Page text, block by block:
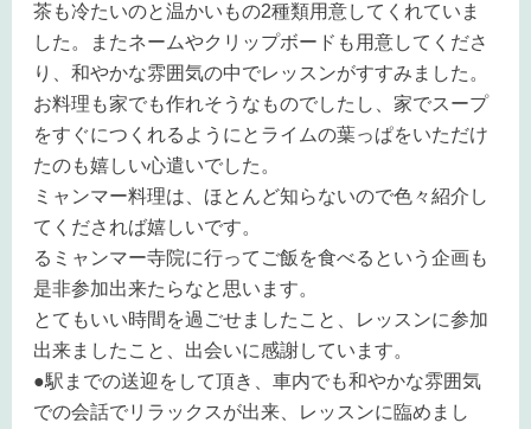
茶も冷たいのと温かいもの2種類用意してくれていま
した。またネームやクリップボードも用意してくださ
り、和やかな雰囲気の中でレッスンがすすみました。
お料理も家でも作れそうなものでしたし、家でスープ
をすぐにつくれるようにとライムの葉っぱをいただけ
たのも嬉しい心遣いでした。
ミャンマー料理は、ほとんど知らないので色々紹介し
てくだされば嬉しいです。
るミャンマー寺院に行ってご飯を食べるという企画も
是非参加出来たらなと思います。
とてもいい時間を過ごせましたこと、レッスンに参加
出来ましたこと、出会いに感謝しています。
●駅までの送迎をして頂き、車内でも和やかな雰囲気
での会話でリラックスが出来、レッスンに臨めまし